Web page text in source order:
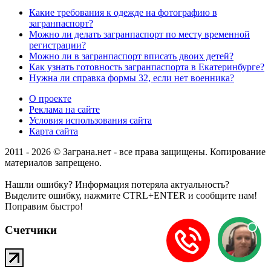
Какие требования к одежде на фотографию в
загранпаспорт?
Можно ли делать загранпаспорт по месту временной
регистрации?
Можно ли в загранпаспорт вписать двоих детей?
Как узнать готовность загранпаспорта в Екатеринбурге?
Нужна ли справка формы 32, если нет военника?
О проекте
Реклама на сайте
Условия использования сайта
Карта сайта
2011 - 2026 © Заграна.нет - все права защищены. Копирование
материалов запрещено.
Нашли ошибку? Информация потеряла актуальность?
Выделите ошибку, нажмите CTRL+ENTER и сообщите нам!
Поправим быстро!
Счетчики